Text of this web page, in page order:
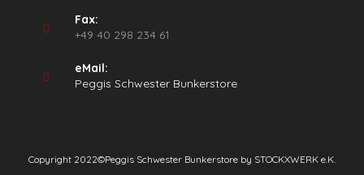
Fax:
+49 40 298 234 61
eMail:
Peggis Schwester BunkerstoreOpens
Copyright 2022©️Peggis Schwester Bunkerstore by STOCKXWERK e.K.